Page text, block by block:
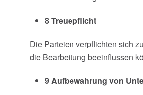
8 Treuepflicht
Die Parteien verpflichten sich
die Bearbeitung beeinflussen
9 Aufbewahrung von